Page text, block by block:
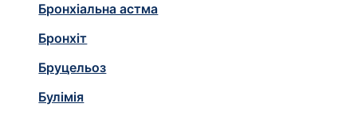
Бронхіальна астма
Бронхіт
Бруцельоз
Булімія